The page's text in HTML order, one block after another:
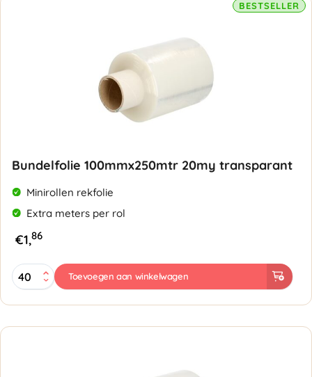
BESTSELLER
Bundelfolie 100mmx250mtr 20my transparant
Minirollen rekfolie
Extra meters per rol
€1,86
Bundelfolie
100mmx250mtr
transparant
aantal
Toevoegen aan winkelwagen